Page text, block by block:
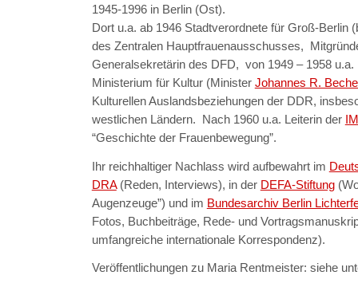
1945-1996 in Berlin (Ost).
Dort u.a. ab 1946 Stadtverordnete für Groß-Berlin
des Zentralen Hauptfrauenausschusses,
Generalsekretärin des DFD, von 1949 – 1958 u.a.
Ministerium für Kultur (Minister Johannes R.
Kulturellen Auslandsbeziehungen der DDR,
westlichen Ländern. Nach 1960 u.a. Leiterin der
“Geschichte der Frauenbewegung”.
Ihr reichhaltiger Nachlass wird aufbewahrt im
DRA(Reden, Interviews), in der DEFA-Stiftung
Augenzeuge”) und im Bundesarchiv Berlin
Fotos, Buchbeiträge, Rede- und
umfangreiche internationale Korrespondenz).
Veröffentlichungen zu Maria Rentmeister: siehe